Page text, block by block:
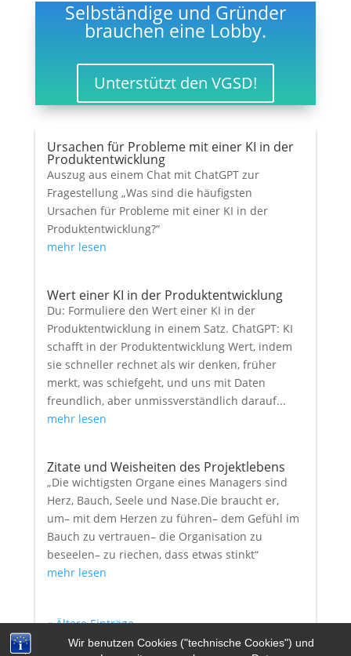
Wir benutzen Cookies ("technische Cookies") und
Selbständige und Gründer
brauchen eine Lobby.
Unterstützt den VGSD!
Ursachen für Probleme mit einer KI in der
Produktentwicklung
Auszug aus einem Chat mit ChatGPT zur
Fragestellung „Was sind die häufigsten
Ursachen für Probleme mit einer KI in der
Produktentwicklung?“
mehr lesen
Wert einer KI in der Produktentwicklung
Du: Formuliere den Wert einer KI in der
Produktentwicklung in einem Satz. ChatGPT: KI
schafft in der Produktentwicklung Wert, indem
sie schneller rechnet als wir denken, früher
merkt, was schiefgeht, und uns mit Daten
freundlich, aber unmissverständlich darauf...
mehr lesen
Zitate und Weisheiten des Projektlebens
„Die wichtigsten Organe eines Managers sind
Herz, Bauch, Seele und Nase.Die braucht er,
um– mit dem Herzen zu führen– dem Gefühl im
Bauch zu vertrauen– die Organisation zu
beseelen– zu riechen, dass etwas stinkt“
mehr lesen
« Ältere Einträge